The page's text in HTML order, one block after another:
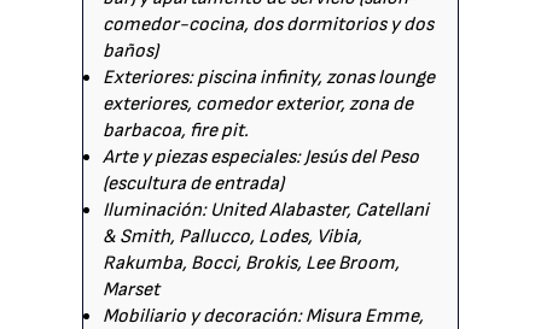
comedor-cocina, dos dormitorios y dos
baños)
Exteriores: piscina infinity, zonas lounge
exteriores, comedor exterior, zona de
barbacoa, fire pit.
Arte y piezas especiales: Jesús del Peso
(escultura de entrada)
Iluminación: United Alabaster, Catellani
& Smith, Pallucco, Lodes, Vibia,
Rakumba, Bocci, Brokis, Lee Broom,
Marset
Mobiliario y decoración: Misura Emme,